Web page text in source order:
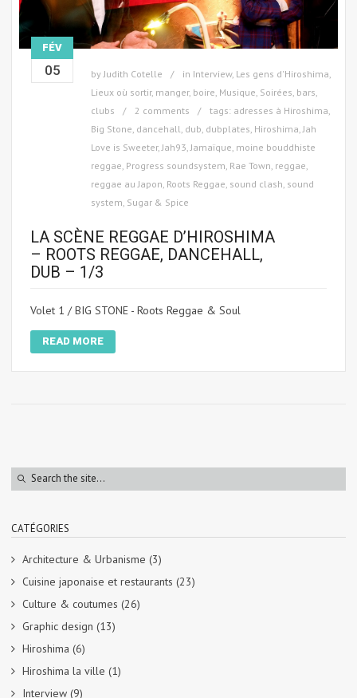
FÉV
05 by Judith Cotelle in Interview, Les gens d'Hiroshima
Lieux où sortir, manger, boire Musique Soirées, bars,
clubs
2 comments tags: adresses à Hiroshima
Big Stone dancehall dub dubplates Hiroshima Jah
Love is Sweeter, Jah93 Jamaïque moine bouddhiste
reggae Progress soundsystem Rae Town reggae
reggae au Japon Roots Reggae sound clash sound
system Sugar & Spice
LA SCÈNE REGGAE D’HIROSHIMA
– ROOTS REGGAE, DANCEHALL,
DUB – 1/3
Volet 1 / BIG STONE - Roots Reggae & Soul
READ MORE
CATÉGORIES
Architecture & Urbanisme (3)
Cuisine japonaise et restaurants (23)
Culture & coutumes (26)
Graphic design (13)
Hiroshima (6)
Hiroshima la ville (1)
Interview (9)